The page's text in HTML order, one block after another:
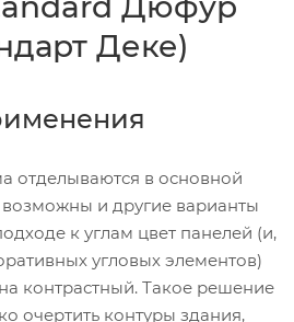
Деке)
отделываются в основной
и другие варианты
к углам цвет панелей (и,
угловых элементов)
контрастный. Такое решение
очертить контуры здания,